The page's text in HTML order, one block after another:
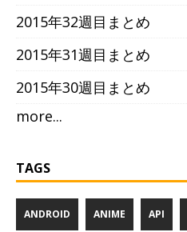
2015年32週目まとめ
2015年31週目まとめ
2015年30週目まとめ
more...
TAGS
ANDROID ANIME API